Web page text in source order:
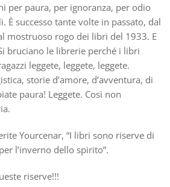
per paura, per ignoranza, per odio
È successo tante volte in passato, dal
mostruoso rogo dei libri del 1933. E
bruciano le librerie perché i libri
leggete, leggete, leggete.
storie d’amore, d’avventura, di
paura! Leggete. Così non
Yourcenar, “I libri sono riserve di
l’inverno dello spirito”.
riserve!!!